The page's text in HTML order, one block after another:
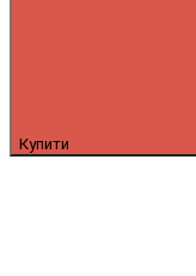
Купити